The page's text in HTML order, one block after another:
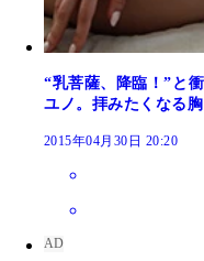
“乳菩薩、降臨！”と
ユノ。拝みたくなる
2015年04月30日 20:20